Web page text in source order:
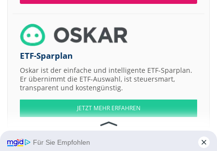
ETF-Sparplan
Oskar ist der einfache und intelligente ETF-Sparplan.
Er übernimmt die ETF-Auswahl, ist steuersmart,
transparent und kostengünstig.
JETZT MEHR ERFAHREN
Für Sie Empfohlen